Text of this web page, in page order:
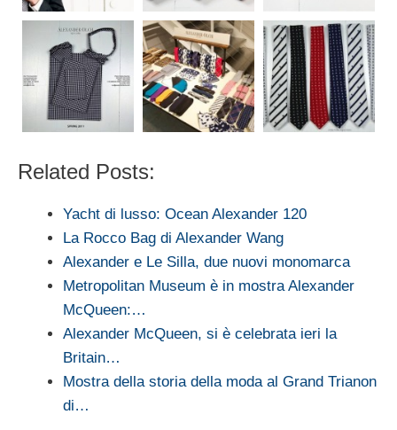
Related Posts:
Yacht di lusso: Ocean Alexander 120
La Rocco Bag di Alexander Wang
Alexander e Le Silla, due nuovi monomarca
Metropolitan Museum è in mostra Alexander
McQueen:…
Alexander McQueen, si è celebrata ieri la
Britain…
Mostra della storia della moda al Grand Trianon
di…